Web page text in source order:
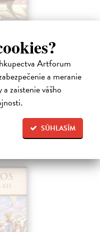
Artforum
a meranie
zaistenie vášho
SÚHLASÍM
na živobytie, no na
a sympatií u ľudí, ktorí sa ho
na maloázijskom…